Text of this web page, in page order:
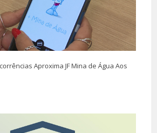
Aproxima JF Mina de Água Aos